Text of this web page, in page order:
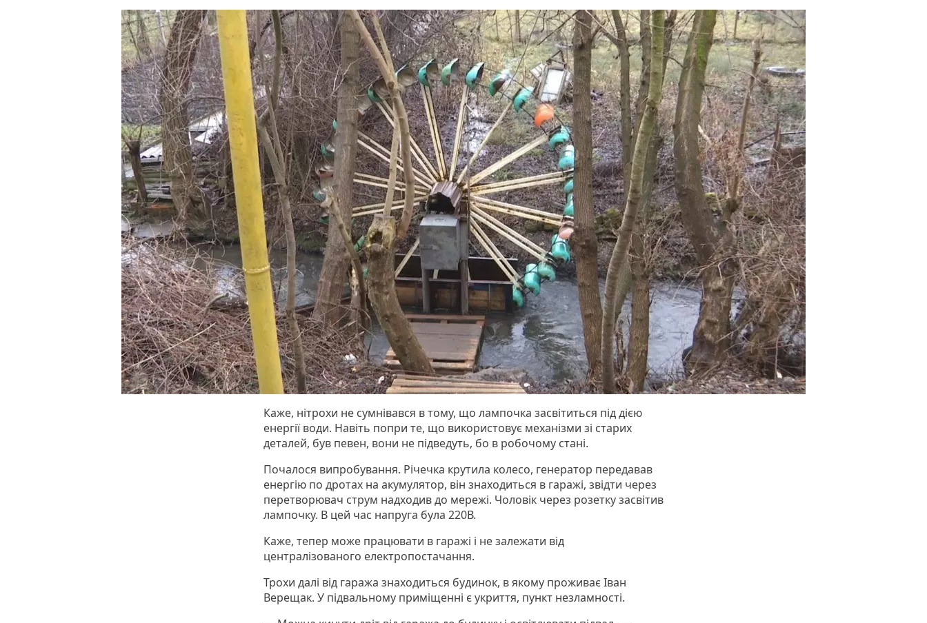
Каже, нітрохи не сумнівався в тому, що лампочка засвітиться під дією
енергії води. Навіть попри те, що використовує механізми зі старих
деталей, був певен, вони не підведуть, бо в робочому стані.
Почалося випробування. Річечка крутила колесо, генератор передавав
енергію по дротах на акумулятор, він знаходиться в гаражі, звідти через
перетворювач струм надходив до мережі. Чоловік через розетку засвітив
лампочку. В цей час напруга була 220В.
Каже, тепер може працювати в гаражі і не залежати від
централізованого електропостачання.
Трохи далі від гаража знаходиться будинок, в якому проживає Іван
Верещак. У підвальному приміщенні є укриття, пункт незламності.